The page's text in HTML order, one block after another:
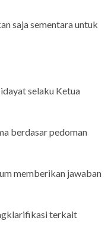
saja sementara untuk
selaku Ketua
berdasar pedoman
memberikan jawaban
terkait